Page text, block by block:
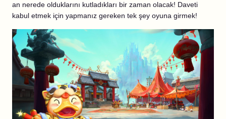
an nerede olduklarını kutladıkları bir zaman olacak! Daveti
kabul etmek için yapmanız gereken tek şey oyuna girmek!